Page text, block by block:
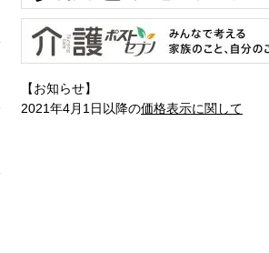
【お知らせ】
2021年4月1日以降の価格表示に関して